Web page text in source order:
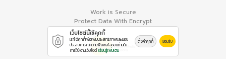
Work is Secure
Protect Data With Encrypt
เว็บไซต์นี้ใช้คุกกี้
เราใช้คุกกี้เพื่อเพิ่มประสิทธิภาพและมอบ
ประสบการณ์ความพึงพอใจของท่านใน
การใช้งานเว็บไซต์เรียนรู้เพิ่มเติม
ตั้งค่าคุกกี้ ยอมรับ